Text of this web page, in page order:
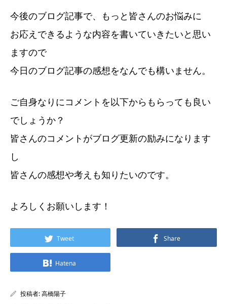
今後のブログ記事で、もっと皆さんのお悩みに
お応えできるような内容を書いていきたいと思い
ますので
今日のブログ記事の感想をなんでも構いません。
ご自身なりにコメントを以下からもらっても良い
でしょうか？
皆さんのコメントがブログ更新の励みになります
し
皆さんの感想や考えも知りたいのです。
よろしくお願いします！
Tweet Share
Hatena
投稿者:高橋陽子